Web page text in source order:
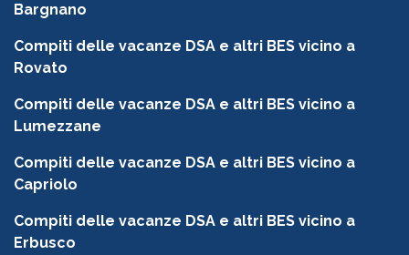
Bargnano
Compiti delle vacanze DSA e altri BES vicino a
Rovato
Compiti delle vacanze DSA e altri BES vicino a
Lumezzane
Compiti delle vacanze DSA e altri BES vicino a
Capriolo
Compiti delle vacanze DSA e altri BES vicino a
Erbusco